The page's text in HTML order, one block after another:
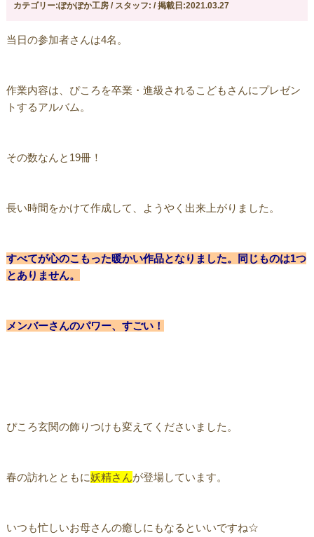
カテゴリー:ぽかぽか工房 / スタッフ: / 掲載日:2021.03.27
当日の参加者さんは4名。
作業内容は、ぴころを卒業・進級されるこどもさんにプレゼン
トするアルバム。
その数なんと19冊！
長い時間をかけて作成して、ようやく出来上がりました。
すべてが心のこもった暖かい作品となりました。同じものは1つ
とありません。
メンバーさんのパワー、すごい！
ぴころ玄関の飾りつけも変えてくださいました。
春の訪れとともに妖精さんが登場しています。
いつも忙しいお母さんの癒しにもなるといいですね☆